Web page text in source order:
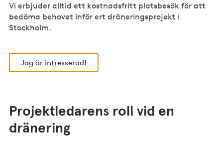
Vi erbjuder alltid ett kostnadsfritt platsbesök för att
bedöma behovet inför ert dräneringsprojekt i
Stockholm.
Jag är intresserad!
Projektledarens roll vid en
dränering